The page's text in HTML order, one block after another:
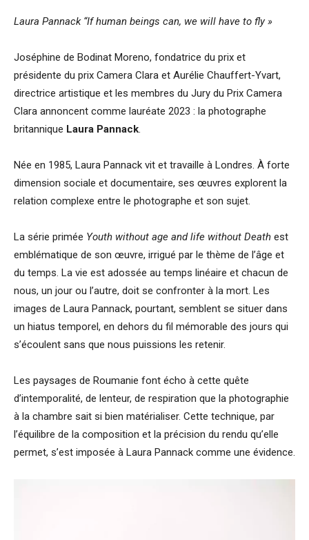
Laura Pannack “If human beings can, we will have to fly »
Joséphine de Bodinat Moreno, fondatrice du prix et
présidente du prix Camera Clara et Aurélie Chauffert-Yvart,
directrice artistique et les membres du Jury du Prix Camera
Clara annoncent comme lauréate 2023 : la photographe
britannique Laura Pannack.
Née en 1985, Laura Pannack vit et travaille à Londres. À forte
dimension sociale et documentaire, ses œuvres explorent la
relation complexe entre le photographe et son sujet.
La série primée Youth without age and life without Death est
emblématique de son œuvre, irrigué par le thème de l’âge et
du temps. La vie est adossée au temps linéaire et chacun de
nous, un jour ou l’autre, doit se confronter à la mort. Les
images de Laura Pannack, pourtant, semblent se situer dans
un hiatus temporel, en dehors du fil mémorable des jours qui
s’écoulent sans que nous puissions les retenir.
Les paysages de Roumanie font écho à cette quête
d’intemporalité, de lenteur, de respiration que la photographie
à la chambre sait si bien matérialiser. Cette technique, par
l’équilibre de la composition et la précision du rendu qu’elle
permet, s’est imposée à Laura Pannack comme une évidence.